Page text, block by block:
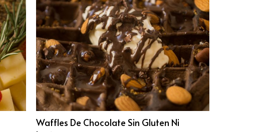
Waffles De Chocolate Sin Gluten Ni